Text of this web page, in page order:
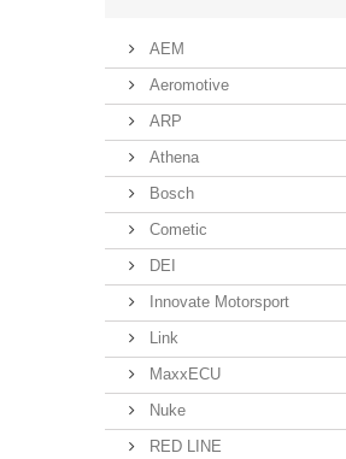
AEM
Aeromotive
ARP
Athena
Bosch
Cometic
DEI
Innovate Motorsport
Link
MaxxECU
Nuke
RED LINE